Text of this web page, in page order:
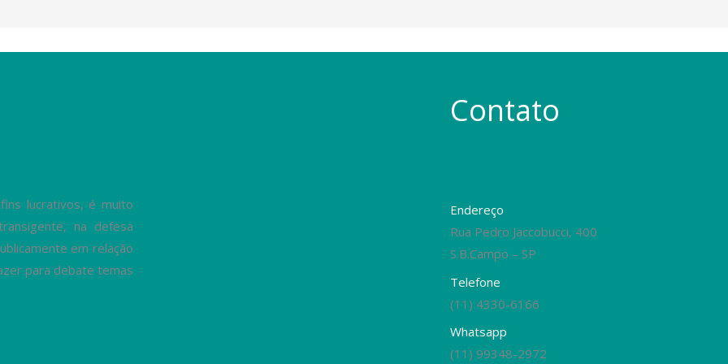
lucrativos, é muito
na defesa
em relação
para debate temas
Contato
Endereço
Rua Pedro Jaccobucci, 400
S.B.Campo – SP
Telefone
(11) 4330-6166
Whatsapp
(11) 99348-2972